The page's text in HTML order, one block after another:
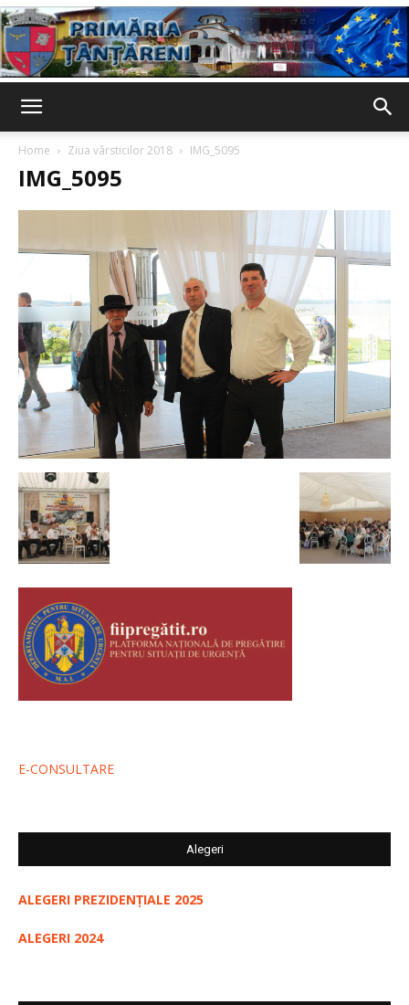
Home Ziua vârsticilor 2018 IMG_5095
IMG_5095
E-CONSULTARE
Alegeri
ALEGERI PREZIDENȚIALE 2025
ALEGERI 2024